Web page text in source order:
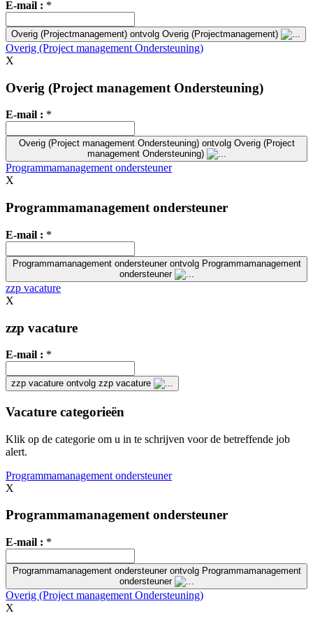
E-mail : *
Overig (Projectmanagement) ontvolg Overig (Projectmanagement)
Overig (Project management Ondersteuning)
X
Overig (Project management Ondersteuning)
E-mail : *
Overig (Project management Ondersteuning) ontvolg Overig (Project
management Ondersteuning)
Programmamanagement ondersteuner
X
Programmamanagement ondersteuner
E-mail : *
Programmamanagement ondersteuner ontvolg Programmamanagement
ondersteuner
zzp vacature
X
zzp vacature
E-mail : *
zzp vacature ontvolg zzp vacature
Vacature categorieën
Klik op de categorie om u in te schrijven voor de betreffende job
alert.
Programmamanagement ondersteuner
X
Programmamanagement ondersteuner
E-mail : *
Programmamanagement ondersteuner ontvolg Programmamanagement
ondersteuner
Overig (Project management Ondersteuning)
X